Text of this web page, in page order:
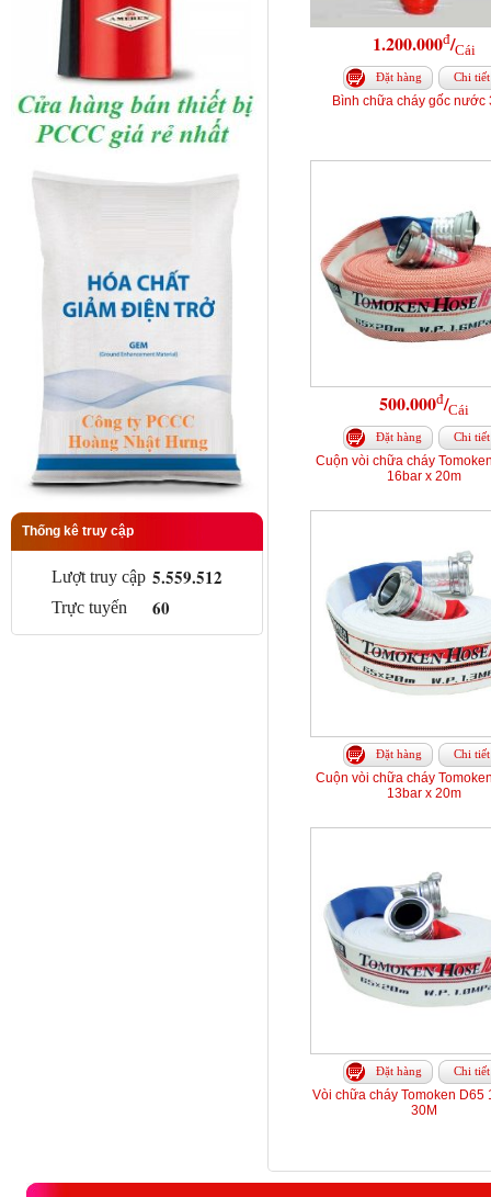
Thống kê truy cập
Lượt truy cập 5.559.512
Trực tuyến 60
1.200.000đ/Cái
Đặt hàng Chi tiết
Bình chữa cháy gốc nước
500.000đ/Cái
Đặt hàng Chi tiết
Cuộn vòi chữa cháy
16bar x 20m
Đặt hàng Chi tiết
Cuộn vòi chữa cháy
13bar x 20m
Đặt hàng Chi tiết
Vòi chữa cháy Tomoken D65
30M